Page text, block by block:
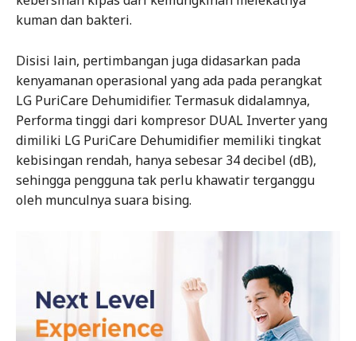
kuman dan bakteri.
Disisi lain, pertimbangan juga didasarkan pada
kenyamanan operasional yang ada pada perangkat
LG PuriCare Dehumidifier. Termasuk didalamnya,
Performa tinggi dari kompresor DUAL Inverter yang
dimiliki LG PuriCare Dehumidifier memiliki tingkat
kebisingan rendah, hanya sebesar 34 decibel (dB),
sehingga pengguna tak perlu khawatir terganggu
oleh munculnya suara bising.